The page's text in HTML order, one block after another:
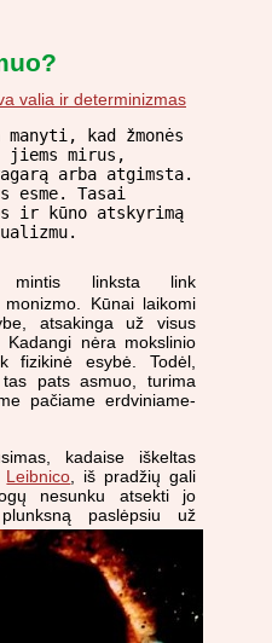
valia ir determinizmas
kad žmonės
mirus,
arba atgimsta.
esme. Tasai
ir kūno atskyrimą
mintis linksta link
Kūnai laikomi
atsakinga už visus
nėra mokslinio
fizikinė esybė. Todėl,
pats asmuo, turima
pačiame erdviniame-
kadaise iškeltas
Leibnico , iš pradžių gali
nesunku atsekti jo
paslėpsiu už